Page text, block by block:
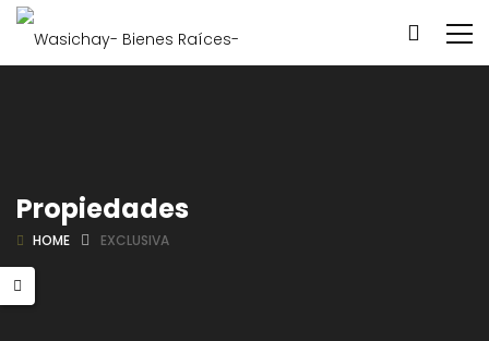
Propiedades
HOME EXCLUSIVA